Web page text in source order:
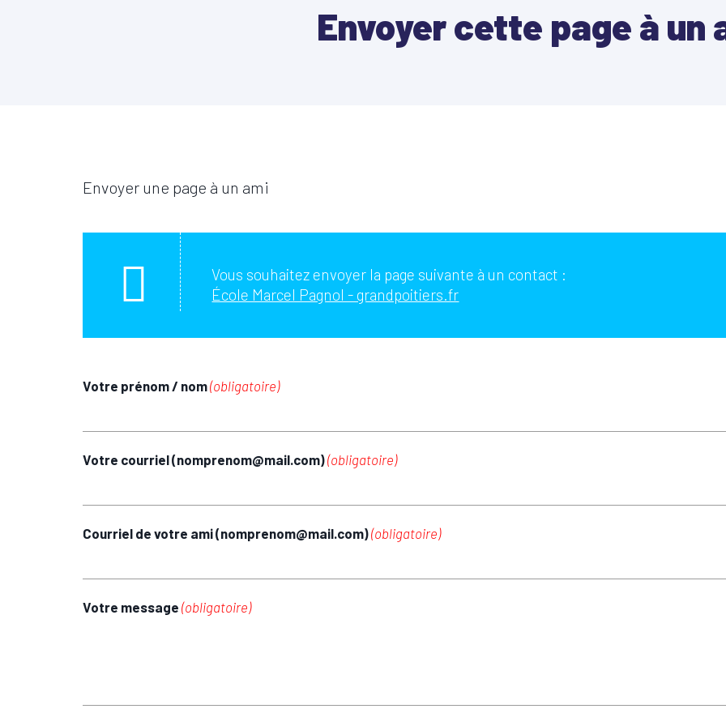
Envoyer cette page à un
Envoyer une page à un ami
Vous souhaitez envoyer la page suivante à un contact :
École Marcel Pagnol - grandpoitiers.fr
Votre prénom / nom(obligatoire)
Votre courriel (nomprenom@mail.com)(obligatoire)
Courriel de votre ami (nomprenom@mail.com)(obligatoire)
Votre message (obligatoire)